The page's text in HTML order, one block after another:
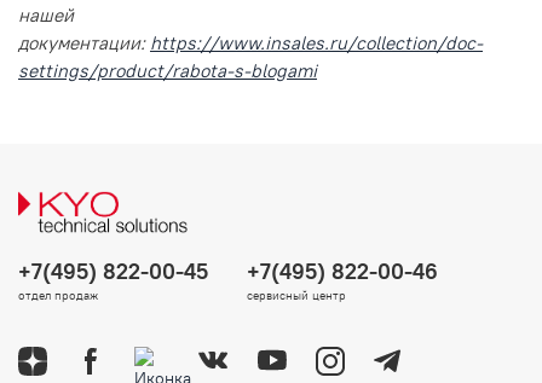
нашей
документации: https://www.insales.ru/collection/doc-
settings/product/rabota-s-blogami
+7(495) 822-00-45
отдел продаж
+7(495) 822-00-46
сервисный центр